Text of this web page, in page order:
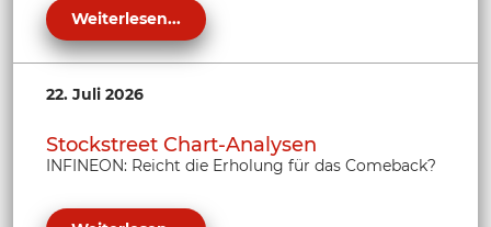
Weiterlesen...
22. Juli 2026
Stockstreet Chart-Analysen
INFINEON: Reicht die Erholung für das Comeback?